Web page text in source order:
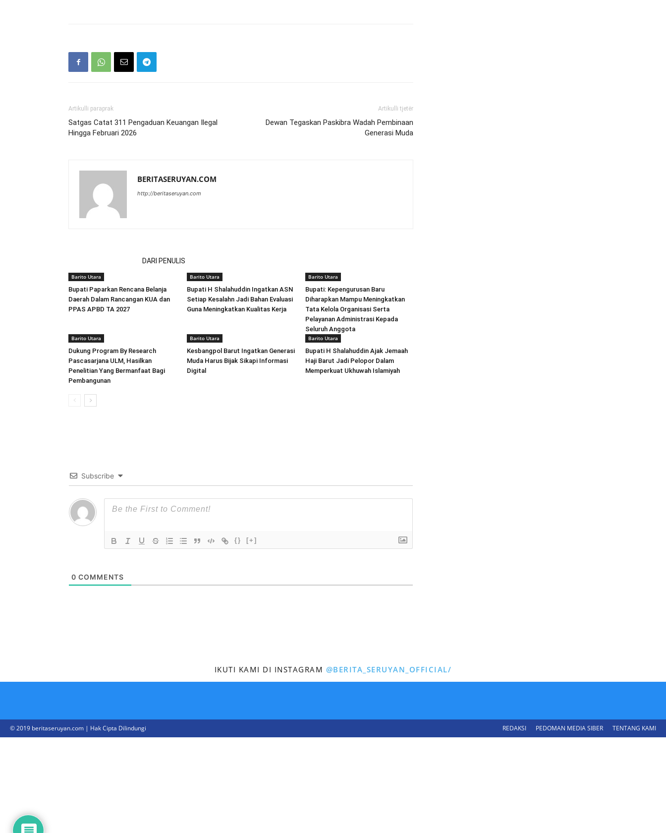
Artikulli paraprak
Satgas Catat 311 Pengaduan Keuangan Ilegal
Hingga Februari 2026
Artikulli tjetër
Dewan Tegaskan Paskibra Wadah Pembinaan
Generasi Muda
BERITASERUYAN.COM
http://beritaseruyan.com
DARI PENULIS
Barito Utara
Bupati Paparkan Rencana Belanja
Daerah Dalam Rancangan KUA dan
PPAS APBD TA 2027
Barito Utara
Bupati H Shalahuddin Ingatkan ASN
Setiap Kesalahn Jadi Bahan Evaluasi
Guna Meningkatkan Kualitas Kerja
Barito Utara
Bupati: Kepengurusan Baru
Diharapkan Mampu Meningkatkan
Tata Kelola Organisasi Serta
Pelayanan Administrasi Kepada
Seluruh Anggota
Barito Utara
Dukung Program By Research
Pascasarjana ULM, Hasilkan
Penelitian Yang Bermanfaat Bagi
Pembangunan
Barito Utara
Kesbangpol Barut Ingatkan Generasi
Muda Harus Bijak Sikapi Informasi
Digital
Barito Utara
Bupati H Shalahuddin Ajak Jemaah
Haji Barut Jadi Pelopor Dalam
Memperkuat Ukhuwah Islamiyah
Subscribe
{} [+]
0 COMMENTS
IKUTI KAMI DI INSTAGRAM @BERITA_SERUYAN_OFFICIAL/
REDAKSI PEDOMAN MEDIA SIBER TENTANG KAMI
© 2019 beritaseruyan.com | Hak Cipta Dilindungi